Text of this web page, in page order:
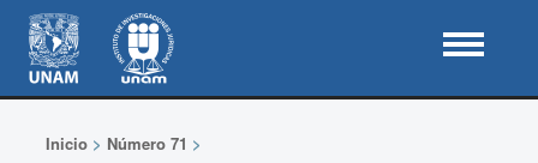
Inicio> Número 71 >